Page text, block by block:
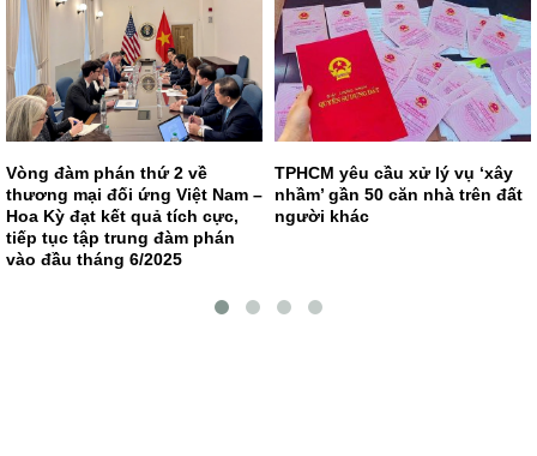
Vòng đàm phán thứ 2 về
thương mại đối ứng Việt Nam –
Hoa Kỳ đạt kết quả tích cực,
tiếp tục tập trung đàm phán
vào đầu tháng 6/2025
TPHCM yêu cầu xử lý vụ ‘xây
nhầm’ gần 50 căn nhà trên đất
người khác